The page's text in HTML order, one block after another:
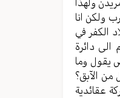
ولهذا
ولكن انا
الكفر في
الى دائرة
يقول وما
من الآبق؟
عقائدية